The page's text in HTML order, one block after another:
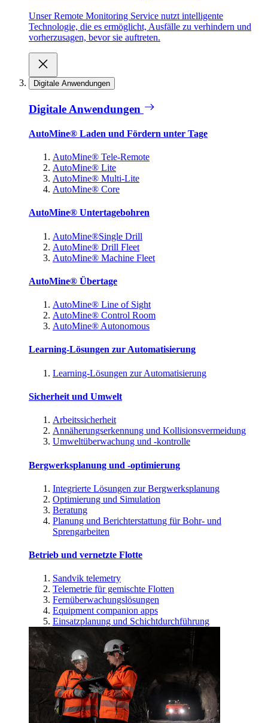
Unser Remote Monitoring Service nutzt intelligente
Technologie, die es ermöglicht, Ausfälle zu verhindern und
vorherzusagen, bevor sie auftreten.
Digitale Anwendungen
Digitale Anwendungen
AutoMine® Laden und Fördern unter Tage
AutoMine® Tele-Remote
AutoMine® Lite
AutoMine® Multi-Lite
AutoMine® Core
AutoMine® Untertagebohren
AutoMine®Single Drill
AutoMine® Drill Fleet
AutoMine® Machine Fleet
AutoMine® Übertage
AutoMine® Line of Sight
AutoMine® Control Room
AutoMine® Autonomous
Learning-Lösungen zur Automatisierung
Learning-Lösungen zur Automatisierung
Sicherheit und Umwelt
Arbeitssicherheit
Annäherungserkennung und Kollisionsvermeidung
Umweltüberwachung und -kontrolle
Bergwerksplanung und -optimierung
Integrierte Lösungen zur Bergwerksplanung
Optimierung und Simulation
Beratung
Planung und Berichterstattung für Bohr- und
Sprengarbeiten
Betrieb und vernetzte Flotte
Sandvik telemetry
Telemetrie für gemischte Flotten
Fernüberwachungslösungen
Equipment companion apps
Einsatzplanung und Schichtdurchführung